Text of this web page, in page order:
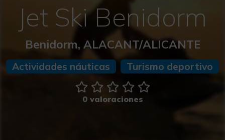
Mediterráneo Activo-Deportivo
Mediterráneo Cultural
Mediterráneo Natural-Rural
Jet Ski Benidorm
Benidorm, ALACANT/ALICANTE
Actividades náuticas Turismo deportivo
0 valoraciones